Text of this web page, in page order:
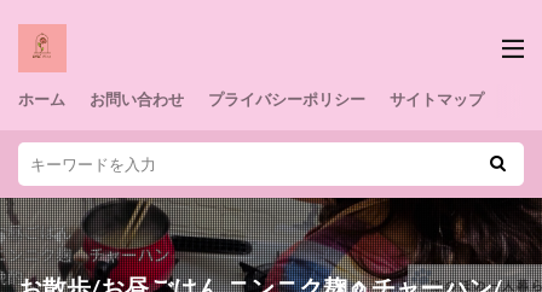
ホーム お問い合わせ プライバシーポリシー サイトマップ